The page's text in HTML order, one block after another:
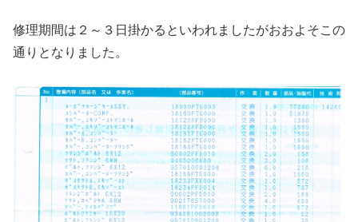
修理期間は２～３日掛かるといわれましたがおおよそこの
通りとなりました。